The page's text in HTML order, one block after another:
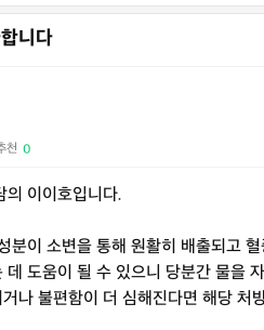
니다
천 0
의 이이호입니다.
분이 소변을 통해 원활히 배출되고
도움이 될 수 있으니 당분간 물을
나 불편함이 더 심해진다면 해당